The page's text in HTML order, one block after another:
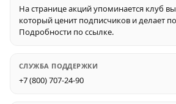
На странице акций упоминается клуб
который ценит подписчиков и делает
Подробности по ссылке.
СЛУЖБА ПОДДЕРЖКИ
+7 (800) 707-24-90